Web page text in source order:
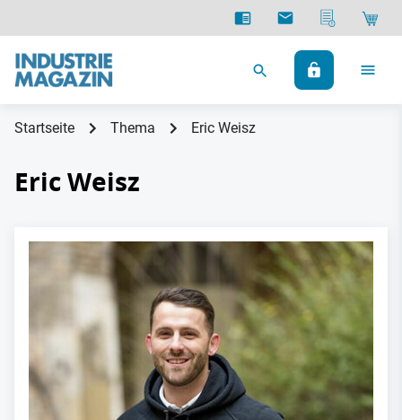
Startseite Thema Eric Weisz
Eric Weisz